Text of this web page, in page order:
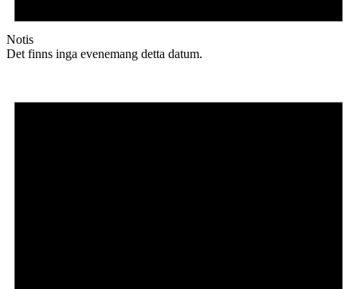
Notis
Det finns inga evenemang detta datum.